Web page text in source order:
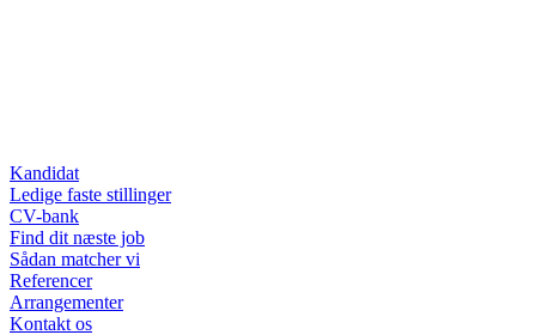
Kandidat
Ledige faste stillinger
CV-bank
Find dit næste job
Sådan matcher vi
Referencer
Arrangementer
Kontakt os